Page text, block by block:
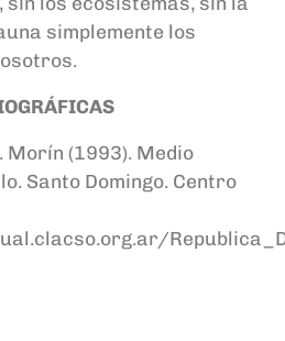
simplemente los
Morín (1993). Medio
Santo Domingo. Centro